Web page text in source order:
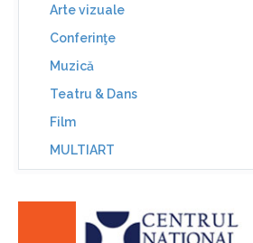
Arte vizuale
Conferinţe
Muzică
Teatru & Dans
Film
MULTIART